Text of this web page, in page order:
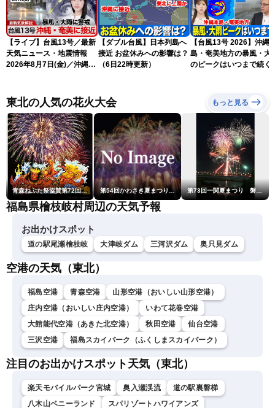
【ライブ】台風13号／最新
天気ニュース・地震情報
2026年8月7日(金)／沖縄・
スLiVEモーニング・松本真
央／有賀哲夫〉
【ダブル台風】日本列島へ
接近 お盆休みへの影響は？
（6日22時更新）
【台風13号 2026】沖縄
島・奄美地方の暴風・大
のピークはいつまで続く
東北の人気の花火大会 もっと見る
青森ねぶた祭協賛第72回青森花火大会 第54回かわさき夏まつり花火大会「おらが自慢のでっかい花火」 第73回一関夏まつり 磐井川川開き花火大会
福島県檜枝岐村周辺の天気予報
お出かけスポット
道の駅尾瀬檜枝岐 大津岐ダム 三河沢ダム 奥只見ダム
空港の天気（東北）
福島空港 青森空港
山形空港（おいしい山形空港）
庄内空港（おいしい庄内空港）
いわて花巻空港
大館能代空港（あきた北空港）
秋田空港
仙台空港
三沢空港
福島スカイパーク（ふくしまスカイパーク）
注目のお出かけスポット天気（東北）
楽天モバイルパーク宮城 奥入瀬渓流
道の駅裏磐梯
八木山ベニーランド
スパリゾートハワイアンズ